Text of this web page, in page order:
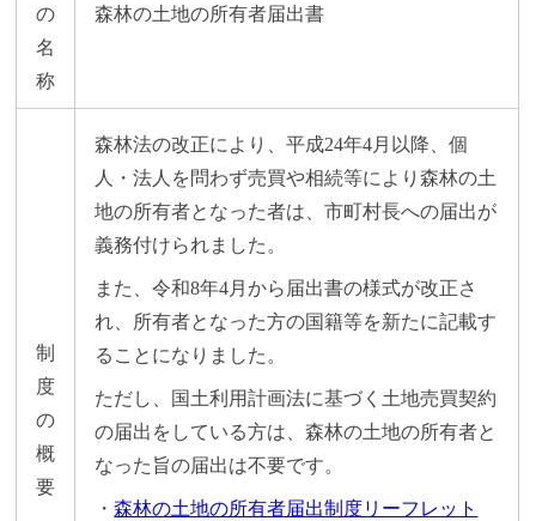
の
名
称
森林の土地の所有者届出書
制
度
の
概
要
森林法の改正により、平成24年4月以降、個
人・法人を問わず売買や相続等により森林の土
地の所有者となった者は、市町村長への届出が
義務付けられました。
また、令和8年4月から届出書の様式が改正さ
れ、所有者となった方の国籍等を新たに記載す
ることになりました。
ただし、国土利用計画法に基づく土地売買契約
の届出をしている方は、森林の土地の所有者と
なった旨の届出は不要です。
・森林の土地の所有者届出制度リーフレット